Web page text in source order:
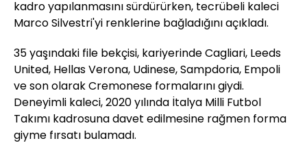
kadro yapılanmasını sürdürürken, tecrübeli kaleci
Marco Silvestri'yi renklerine bağladığını açıkladı.
35 yaşındaki file bekçisi, kariyerinde Cagliari, Leeds
United, Hellas Verona, Udinese, Sampdoria, Empoli
ve son olarak Cremonese formalarını giydi.
Deneyimli kaleci, 2020 yılında İtalya Milli Futbol
Takımı kadrosuna davet edilmesine rağmen forma
giyme fırsatı bulamadı.